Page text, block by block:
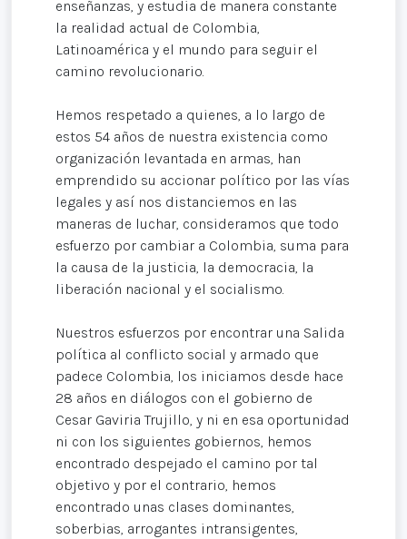
enseñanzas, y estudia de manera constante
la realidad actual de Colombia,
Latinoamérica y el mundo para seguir el
camino revolucionario.
Hemos respetado a quienes, a lo largo de
estos 54 años de nuestra existencia como
organización levantada en armas, han
emprendido su accionar político por las vías
legales y así nos distanciemos en las
maneras de luchar, consideramos que todo
esfuerzo por cambiar a Colombia, suma para
la causa de la justicia, la democracia, la
liberación nacional y el socialismo.
Nuestros esfuerzos por encontrar una Salida
política al conflicto social y armado que
padece Colombia, los iniciamos desde hace
28 años en diálogos con el gobierno de
Cesar Gaviria Trujillo, y ni en esa oportunidad
ni con los siguientes gobiernos, hemos
encontrado despejado el camino por tal
objetivo y por el contrario, hemos
encontrado unas clases dominantes,
soberbias, arrogantes intransigentes,